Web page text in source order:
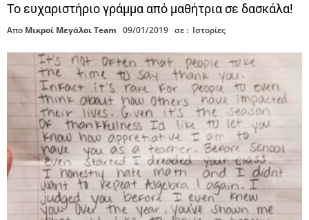
Το ευχαριστήριο γράμμα από μαθήτρια σε δασκάλα!
Απο Μικροί Μεγάλοι Team 09/01/2019 σε : Ιστορίες